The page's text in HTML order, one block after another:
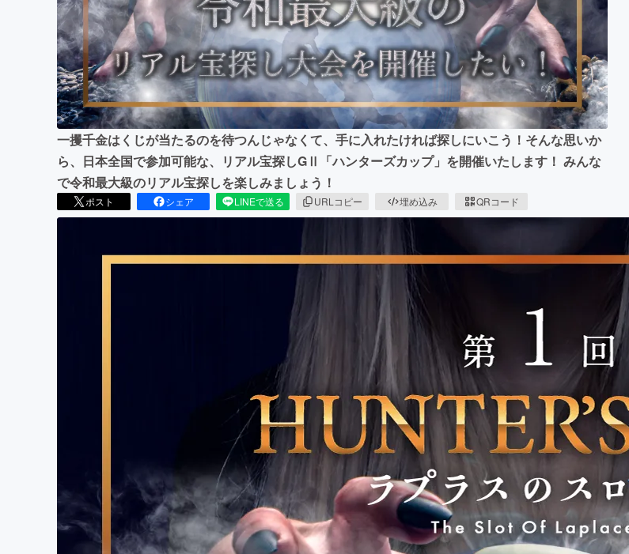
CAMPFIRE for Social Good CAMPFIRE
CAMPFIREふるさと納税machi-yaコミュニ
一攫千金はくじが当たるのを待つんじゃなくて、手に入れたければ探しにいこう！そんな思いか
ら、日本全国で参加可能な、リアル宝探しGⅡ「ハンターズカップ」を開催いたします！ みんな
で令和最大級のリアル宝探しを楽しみましょう！
ポスト シェア LINEで送る URLコピー 埋め込み QRコード